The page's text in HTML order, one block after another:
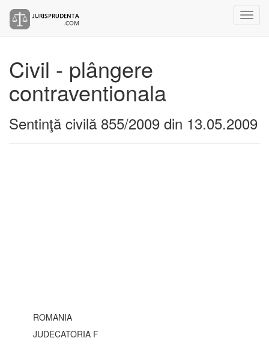
Civil - plângere
contraventionala
Sentinţă civilă 855/2009 din 13.05.2009
ROMANIA
JUDECATORIA F